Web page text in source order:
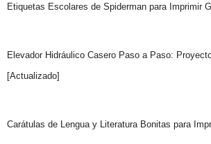
Etiquetas Escolares de Spiderman para Imprimir
Elevador Hidráulico Casero Paso a Paso:
[Actualizado]
Carátulas de Lengua y Literatura Bonitas para